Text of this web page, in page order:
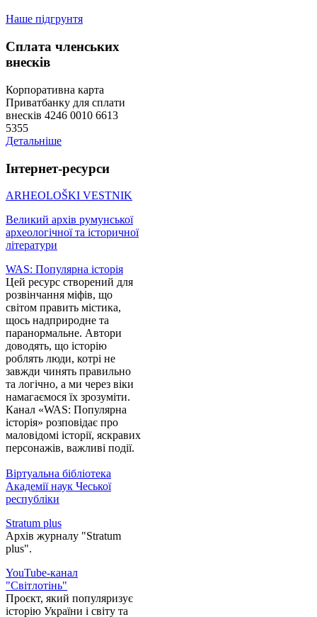
Наше підгрунтя
Сплата членських
внесків
Корпоративна карта
Приватбанку для сплати
внесків 4246 0010 6613
5355
Детальніше
Інтернет-ресурси
ARHEOLOŠKI VESTNIK
Великий архів румунської
археологічної та історичної
літератури
WAS: Популярна історія
Цей ресурс створений для
розвінчання міфів, що
світом править містика,
щось надприродне та
паранормальне. Автори
доводять, що історію
роблять люди, котрі не
завжди чинять правильно
та логічно, а ми через віки
намагаємося їх зрозуміти.
Канал «WAS: Популярна
історія» розповідає про
маловідомі історії, яскравих
персонажів, важливі події.
Віртуальна бібліотека
Академії наук Чеської
республіки
Stratum plus
Архів журналу "Stratum
plus".
YouTube-канал
"Світлотінь"
Проєкт, який популяризує
історію України і світу та